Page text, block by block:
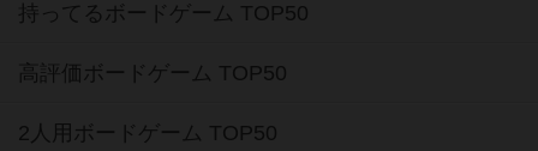
持ってるボードゲーム TOP50
高評価ボードゲーム TOP50
2人用ボードゲーム TOP50